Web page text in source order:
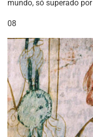
mundo, só superado
08